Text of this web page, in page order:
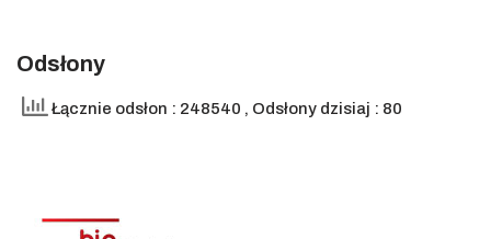
Odsłony
Łącznie odsłon : 248540 , Odsłony dzisiaj : 80